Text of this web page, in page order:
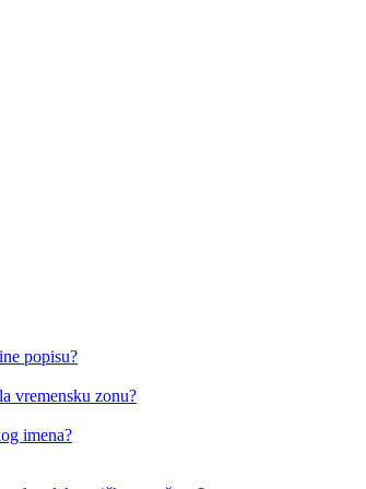
popisu?
vremensku zonu?
imena?